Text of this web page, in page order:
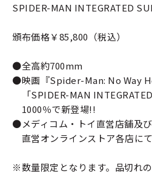
SPIDER-MAN INTEGRATED
頒布価格￥85,800（税込）
●全高約700mm
●映画『Spider-Man: No Way
「SPIDER-MAN
1000％で新登場!!
●メディコム・トイ直営店舗及び
直営オンラインストア各店に
※数量限定となります。品切れ